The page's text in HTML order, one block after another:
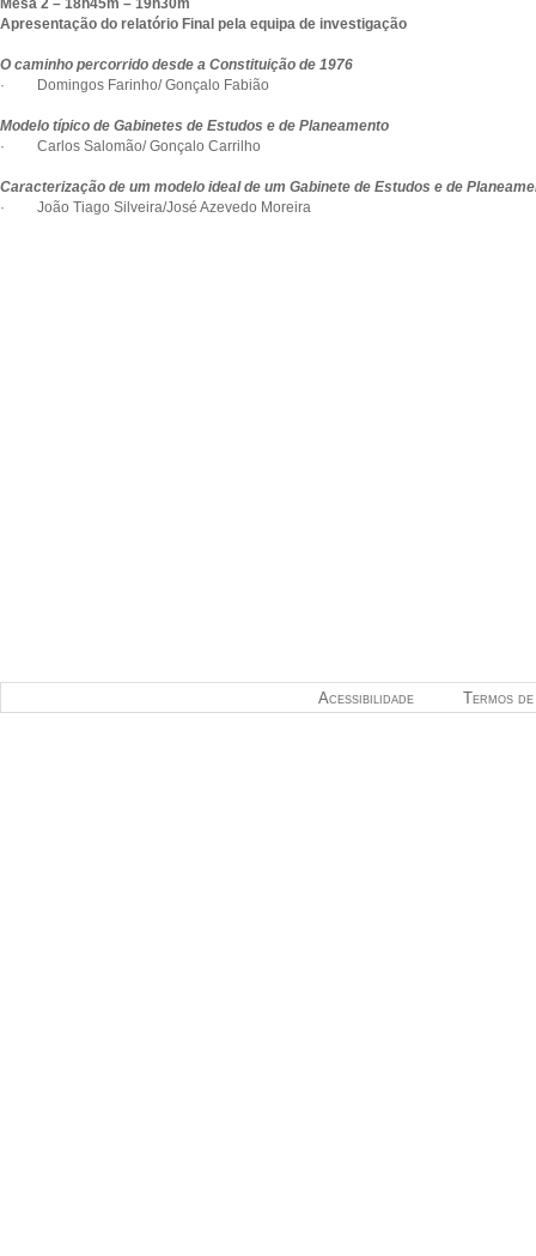
Apresentação do relatório Final pela equipa de investigação
O caminho percorrido desde a Constituição de 1976
· Domingos Farinho/ Gonçalo Fabião
Modelo típico de Gabinetes de Estudos e de Planeamento
· Carlos Salomão/ Gonçalo Carrilho
Caracterização de um modelo ideal de um Gabinete de Estudos e de
· João Tiago Silveira/José Azevedo Moreira
Termos
Acessibilidade